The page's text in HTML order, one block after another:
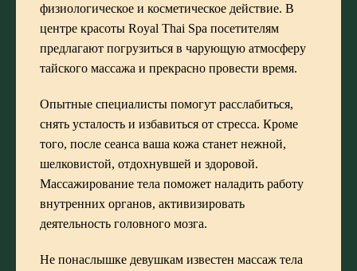
физиологическое и косметическое действие. В
центре красоты Royal Thai Spa посетителям
предлагают погрузиться в чарующую атмосферу
тайского массажа и прекрасно провести время.
Опытные специалисты помогут расслабиться,
снять усталость и избавиться от стресса. Кроме
того, после сеанса ваша кожа станет нежной,
шелковистой, отдохнувшей и здоровой.
Массажирование тела поможет наладить работу
внутренних органов, активизировать
деятельность головного мозга.
Не понаслышке девушкам известен массаж тела